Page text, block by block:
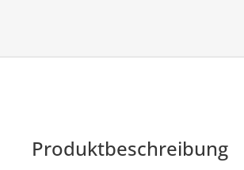
Produktbeschreibung